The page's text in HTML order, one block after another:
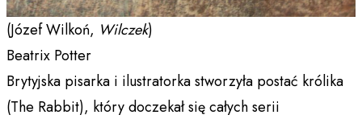
(Józef Wilkoń, Wilczek)
Beatrix Potter
Brytyjska pisarka i ilustratorka stworzyła postać królika
(The Rabbit), który doczekał się całych serii